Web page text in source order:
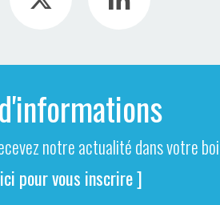
notre actualité dans votre
pour vous inscrire ]